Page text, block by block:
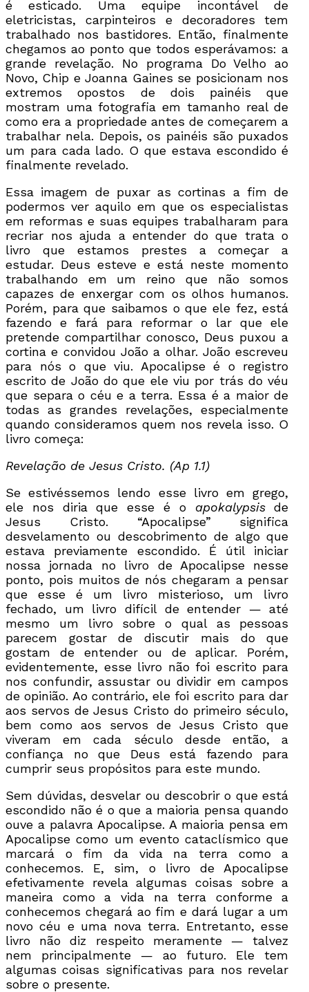
é esticado. Uma equipe incontável de
eletricistas, carpinteiros e decoradores tem
trabalhado nos bastidores. Então, finalmente
chegamos ao ponto que todos esperávamos: a
grande revelação. No programa Do Velho ao
Novo, Chip e Joanna Gaines se posicionam nos
extremos opostos de dois painéis que
mostram uma fotografia em tamanho real de
como era a propriedade antes de começarem a
trabalhar nela. Depois, os painéis são puxados
um para cada lado. O que estava escondido é
finalmente revelado.
Essa imagem de puxar as cortinas a fim de
podermos ver aquilo em que os especialistas
em reformas e suas equipes trabalharam para
recriar nos ajuda a entender do que trata o
livro que estamos prestes a começar a
estudar. Deus esteve e está neste momento
trabalhando em um reino que não somos
capazes de enxergar com os olhos humanos.
Porém, para que saibamos o que ele fez, está
fazendo e fará para reformar o lar que ele
pretende compartilhar conosco, Deus puxou a
cortina e convidou João a olhar. João escreveu
para nós o que viu. Apocalipse é o registro
escrito de João do que ele viu por trás do véu
que separa o céu e a terra. Essa é a maior de
todas as grandes revelações, especialmente
quando consideramos quem nos revela isso. O
livro começa:
Revelação de Jesus Cristo. (Ap 1.1)
Se estivéssemos lendo esse livro em grego,
ele nos diria que esse é o apokalypsisde
Jesus Cristo. “Apocalipse” significa
desvelamento ou descobrimento de algo que
estava previamente escondido. É útil iniciar
nossa jornada no livro de Apocalipse nesse
ponto, pois muitos de nós chegaram a pensar
que esse é um livro misterioso, um livro
fechado, um livro difícil de entender — até
mesmo um livro sobre o qual as pessoas
parecem gostar de discutir mais do que
gostam de entender ou de aplicar. Porém,
evidentemente, esse livro não foi escrito para
nos confundir, assustar ou dividir em campos
de opinião. Ao contrário, ele foi escrito para dar
aos servos de Jesus Cristo do primeiro século,
bem como aos servos de Jesus Cristo que
viveram em cada século desde então, a
confiança no que Deus está fazendo para
cumprir seus propósitos para este mundo.
Sem dúvidas, desvelar ou descobrir o que está
escondido não é o que a maioria pensa quando
ouve a palavra Apocalipse. A maioria pensa em
Apocalipse como um evento cataclísmico que
marcará o fim da vida na terra como a
conhecemos. E, sim, o livro de Apocalipse
efetivamente revela algumas coisas sobre a
maneira como a vida na terra conforme a
conhecemos chegará ao fim e dará lugar a um
novo céu e uma nova terra. Entretanto, esse
livro não diz respeito meramente — talvez
nem principalmente — ao futuro. Ele tem
algumas coisas significativas para nos revelar
sobre o presente.